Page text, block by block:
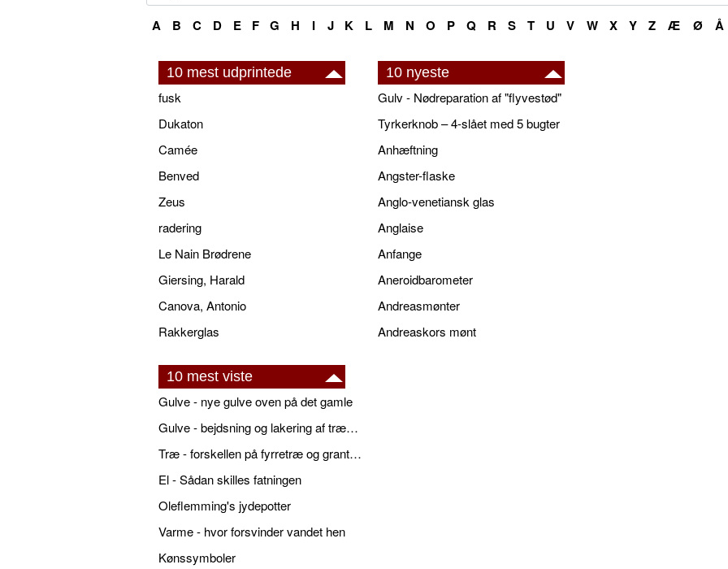
A B C D E F G H I J K L M N O P Q R S T U V W X Y Z Æ Ø Å
10 mest udprintede
fusk
Dukaton
Camée
Benved
Zeus
radering
Le Nain Brødrene
Giersing, Harald
Canova, Antonio
Rakkerglas
10 nyeste
Gulv - Nødreparation af "flyvestød"
Tyrkerknob – 4-slået med 5 bugter
Anhæftning
Angster-flaske
Anglo-venetiansk glas
Anglaise
Anfange
Aneroidbarometer
Andreasmønter
Andreaskors mønt
10 mest viste
Gulve - nye gulve oven på det gamle
Gulve - bejdsning og lakering af trægulve
Træ - forskellen på fyrretræ og grantræ
El - Sådan skilles fatningen
Oleflemming's jydepotter
Varme - hvor forsvinder vandet hen
Kønssymboler